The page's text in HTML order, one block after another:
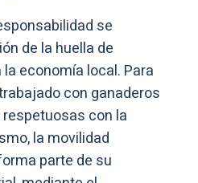
se
de la huella de
economía local. Para
con ganaderos
con la
la movilidad
parte de su